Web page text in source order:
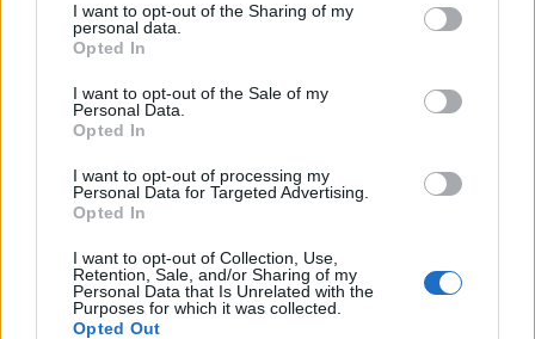
I want to opt-out of the Sharing of my
personal data.
Opted In
I want to opt-out of the Sale of my
Personal Data.
Opted In
I want to opt-out of processing my
Personal Data for Targeted Advertising.
Opted In
I want to opt-out of Collection, Use,
Retention, Sale, and/or Sharing of my
Personal Data that Is Unrelated with the
Purposes for which it was collected.
Opted Out
T. szereti a fiatal lányokat 14. rész
nőknek, amikor segítséget kérnek?
A legidegesítőbb kifejezések laza
gyűjteménye